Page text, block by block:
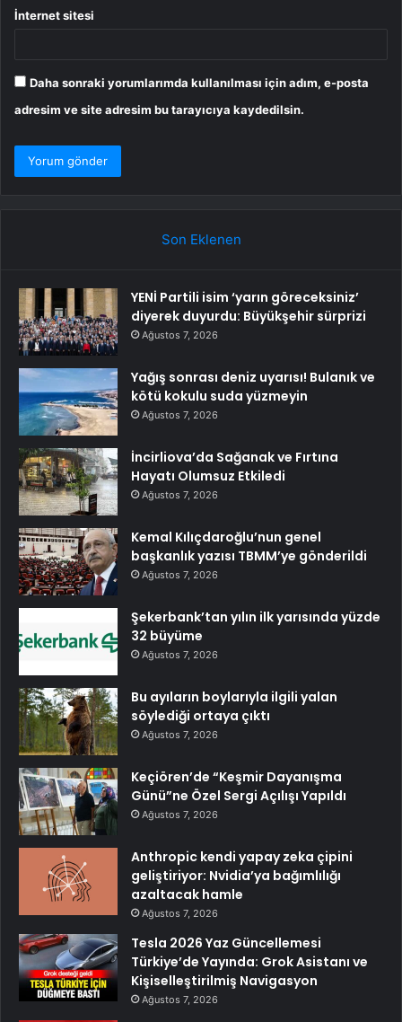
İnternet sitesi
Daha sonraki yorumlarımda kullanılması için adım, e-posta
adresim ve site adresim bu tarayıcıya kaydedilsin.
Son Eklenen
YENİ Partili isim ‘yarın göreceksiniz’
diyerek duyurdu: Büyükşehir sürprizi
Ağustos 7, 2026
Yağış sonrası deniz uyarısı! Bulanık ve
kötü kokulu suda yüzmeyin
Ağustos 7, 2026
İncirliova’da Sağanak ve Fırtına
Hayatı Olumsuz Etkiledi
Ağustos 7, 2026
Kemal Kılıçdaroğlu’nun genel
başkanlık yazısı TBMM’ye gönderildi
Ağustos 7, 2026
Şekerbank’tan yılın ilk yarısında yüzde
32 büyüme
Ağustos 7, 2026
Bu ayıların boylarıyla ilgili yalan
söylediği ortaya çıktı
Ağustos 7, 2026
Keçiören’de “Keşmir Dayanışma
Günü”ne Özel Sergi Açılışı Yapıldı
Ağustos 7, 2026
Anthropic kendi yapay zeka çipini
geliştiriyor: Nvidia’ya bağımlılığı
azaltacak hamle
Ağustos 7, 2026
Tesla 2026 Yaz Güncellemesi
Türkiye’de Yayında: Grok Asistanı ve
Kişiselleştirilmiş Navigasyon
Ağustos 7, 2026